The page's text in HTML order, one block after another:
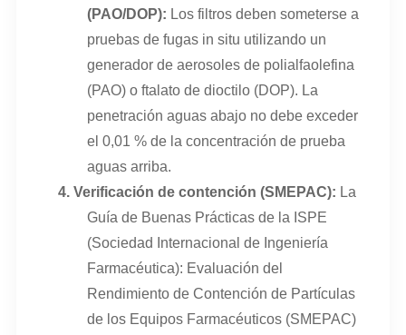
(PAO/DOP): Los filtros deben someterse a
pruebas de fugas in situ utilizando un
generador de aerosoles de polialfaolefina
(PAO) o ftalato de dioctilo (DOP). La
penetración aguas abajo no debe exceder
el 0,01 % de la concentración de prueba
aguas arriba.
4. Verificación de contención (SMEPAC): La
Guía de Buenas Prácticas de la ISPE
(Sociedad Internacional de Ingeniería
Farmacéutica): Evaluación del
Rendimiento de Contención de Partículas
de los Equipos Farmacéuticos (SMEPAC)